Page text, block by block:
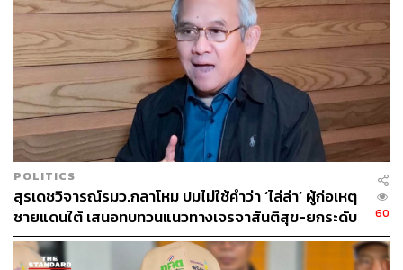
เมื่อผู้สื่อข่าวถามว่า จะไปหาเสียงช่วยลูกพรรคได้หรือไม่นั้น
ไพบูลย์ กล่าวว่า เรื่องนี้ยังอีกยาว ขณะเดียวกันก็บอกได้ว่า
พล.อ.ธรรมรักษ์ อิศรางกูร ณ อยุธยา ก็ยังเป็นประธานที่
ปรึกษาพรรคพลังประชารัฐอยู่
ด้าน สามารถ แก้วมีชัย กรรมการบริหารพรรคพลังประชารัฐ
ยืนยันว่า พล.อ.ประวิตร ยังลงสมัครเป็น สส. แบบบัญชีรายชื่อ
ลำดับที่ 1
TAGS: ประวิตร วงษ์สุวรรณ
ไพบูลย์ นิติตะวัน
พรรคพลังประชารัฐ
ตรีนุช เทียนทอง เลือกตั้ง 2569
POLITICS
สุรเดชวิจารณ์รมว.กลาโหม ปมไม่ใช้คำว่า ‘ไล่ล่า’ ผู้ก่อเหตุ
ชายแดนใต้ เสนอทบทวนแนวทางเจรจาสันติสุข-ยกระดับ
มาตรการชายแดน
60